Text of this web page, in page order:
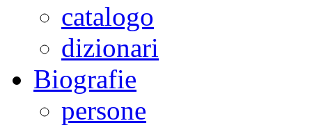
catalogo
dizionari
Biografie
persone